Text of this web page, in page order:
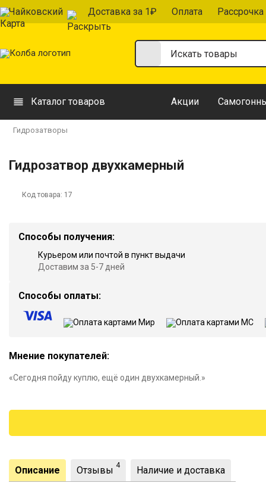
Чайковский Доставка за 1₽ Оплата Рассрочка
Каталог товаров Акции
Гидрозатворы
Гидрозатвор двухкамерный
Код товара: 17
Способы получения:
Курьером или почтой в пункт выдачи
Доставим за 5-7 дней
Способы оплаты:
Мнение покупателей:
«Сегодня пойду куплю, ещё один двухкамерный.»
Описание Отзывы 4 Наличие и доставка